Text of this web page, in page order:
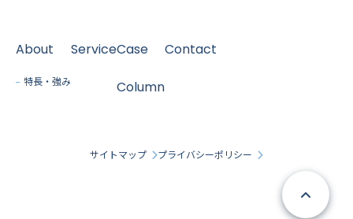
About
特長・強み
ServiceCase
Column
Contact
サイトマップ プライバシーポリシー